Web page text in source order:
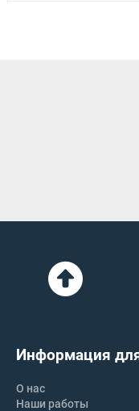
Информация
О нас
Наши работы